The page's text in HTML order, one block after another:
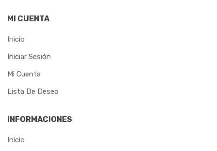
LIDER
LONAFORTE
LUBEFER
MADEMIL
MARCON
MAX
MI CUENTA
Inicio
Iniciar Sesión
Mi Cuenta
Lista De Deseo
INFORMACIONES
Inicio